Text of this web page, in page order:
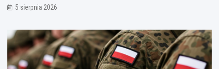
5 sierpnia 2026